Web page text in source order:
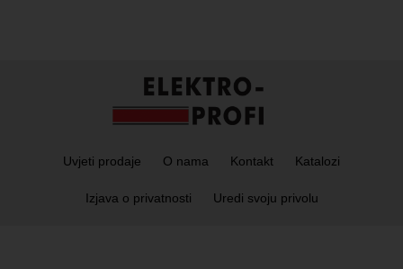
Uvjeti prodaje O nama Kontakt Katalozi
Izjava o privatnosti Uredi svoju privolu